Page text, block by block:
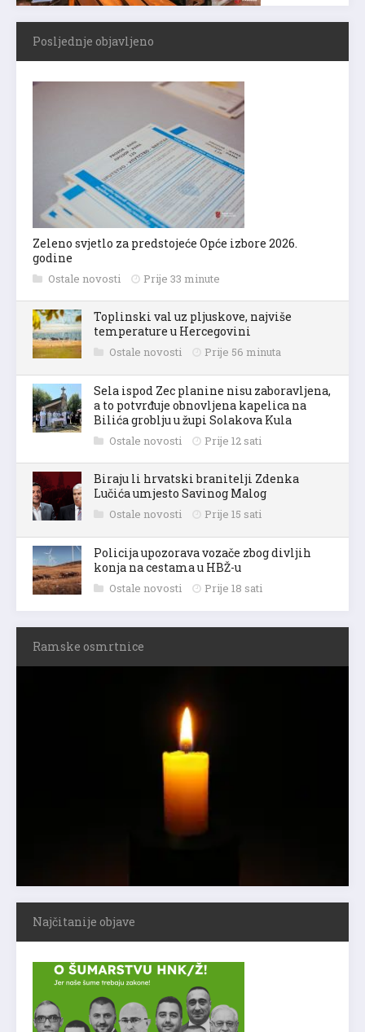
Posljednje objavljeno
Zeleno svjetlo za predstojeće Opće izbore 2026.
godine
Ostale novosti Prije 33 minute
Toplinski val uz pljuskove, najviše
temperature u Hercegovini
Ostale novosti Prije 56 minuta
Sela ispod Zec planine nisu zaboravljena,
a to potvrđuje obnovljena kapelica na
Bilića groblju u župi Solakova Kula
Ostale novosti Prije 12 sati
Biraju li hrvatski branitelji Zdenka
Lučića umjesto Savinog Malog
Ostale novosti Prije 15 sati
Policija upozorava vozače zbog divljih
konja na cestama u HBŽ-u
Ostale novosti Prije 18 sati
Ramske osmrtnice
Najčitanije objave